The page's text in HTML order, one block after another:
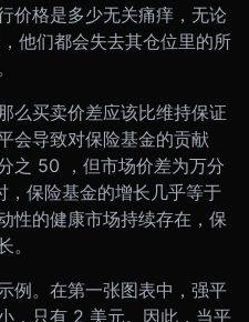
价格是多少无关痛痒，无论
他们都会失去其仓位里的所
么买卖价差应该比维持保证
会导致对保险基金的贡献
之 50 ，但市场价差为万分
，保险基金的增长几乎等于
性的健康市场持续存在，保
。
例。在第一张图表中，强平
，只有 2 美元。因此，当平